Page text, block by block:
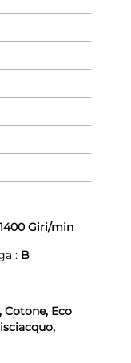
1400 Giri/min
: B
Cotone, Eco